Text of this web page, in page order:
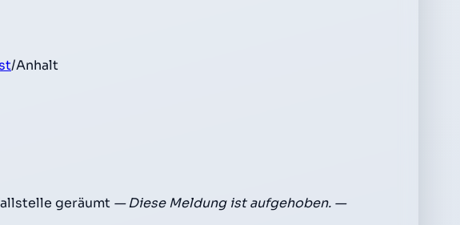
/Anhalt
geräumt — Diese Meldung ist aufgehoben. —